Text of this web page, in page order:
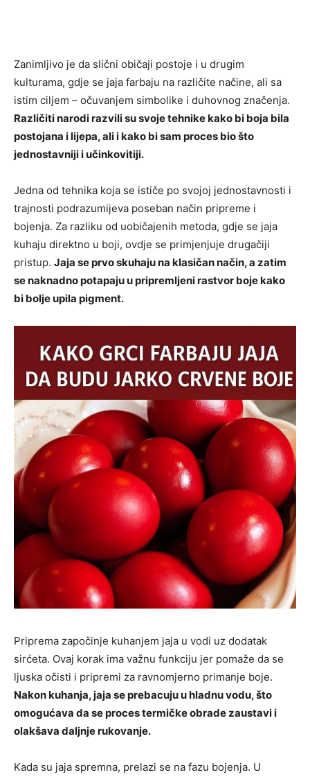
Zanimljivo je da slični običaji postoje i u drugim
kulturama, gdje se jaja farbaju na različite načine, ali sa
istim ciljem – očuvanjem simbolike i duhovnog značenja.
Različiti narodi razvili su svoje tehnike kako bi boja bila
postojana i lijepa, ali i kako bi sam proces bio što
jednostavniji i učinkovitiji.
Jedna od tehnika koja se ističe po svojoj jednostavnosti i
trajnosti podrazumijeva poseban način pripreme i
bojenja. Za razliku od uobičajenih metoda, gdje se jaja
kuhaju direktno u boji, ovdje se primjenjuje drugačiji
pristup. Jaja se prvo skuhaju na klasičan način, a zatim
se naknadno potapaju u pripremljeni rastvor boje kako
bi bolje upila pigment.
Priprema započinje kuhanjem jaja u vodi uz dodatak
sirćeta. Ovaj korak ima važnu funkciju jer pomaže da se
ljuska očisti i pripremi za ravnomjerno primanje boje.
Nakon kuhanja, jaja se prebacuju u hladnu vodu, što
omogućava da se proces termičke obrade zaustavi i
olakšava daljnje rukovanje.
Kada su jaja spremna, prelazi se na fazu bojenja. U